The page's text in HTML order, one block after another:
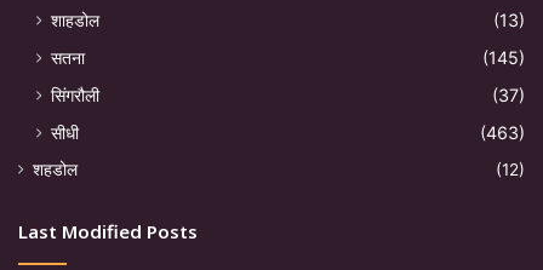
शाहडोल
(13)
सतना
(145)
सिंगरौली
(37)
सीधी
(463)
शहडोल (12)
Last Modified Posts